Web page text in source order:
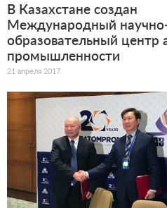
В Казахстане создан
Международный
образовательный центр
промышленности
21 апреля 2017